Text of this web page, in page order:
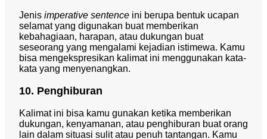
Jenis imperative sentence ini berupa bentuk ucapan
selamat yang digunakan buat memberikan
kebahagiaan, harapan, atau dukungan buat
seseorang yang mengalami kejadian istimewa. Kamu
bisa mengekspresikan kalimat ini menggunakan kata-
kata yang menyenangkan.
10. Penghiburan
Kalimat ini bisa kamu gunakan ketika memberikan
dukungan, kenyamanan, atau penghiburan buat orang
lain dalam situasi sulit atau penuh tantangan. Kamu